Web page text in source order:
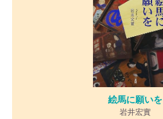
絵馬に願いを
岩井宏實